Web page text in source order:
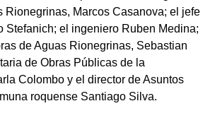
Rionegrinas, Marcos Casanova; el jefe
Stefanich; el ingeniero Ruben Medina;
de Aguas Rionegrinas, Sebastian
de Obras Públicas de la
Colombo y el director de Asuntos
roquense Santiago Silva.